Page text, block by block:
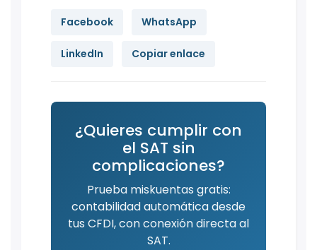
Facebook WhatsApp
LinkedIn Copiar enlace
¿Quieres cumplir con
el SAT sin
complicaciones?
Prueba miskuentas gratis:
contabilidad automática desde
tus CFDI, con conexión directa al
SAT.